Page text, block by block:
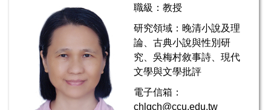
職級：教授
研究領域：晚清小說及理
論、古典小說與性別研
究、吳梅村敘事詩、現代
文學與文學批評
電子信箱：
chlgch@ccu.edu.tw